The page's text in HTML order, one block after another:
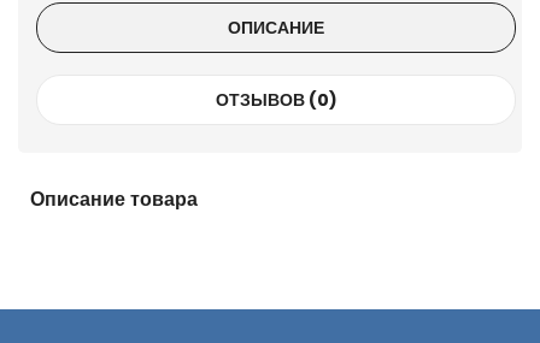
ОПИСАНИЕ
ОТЗЫВОВ (0)
Описание товара